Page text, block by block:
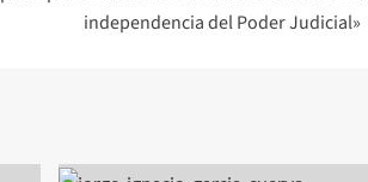
independencia del Poder Judicial»